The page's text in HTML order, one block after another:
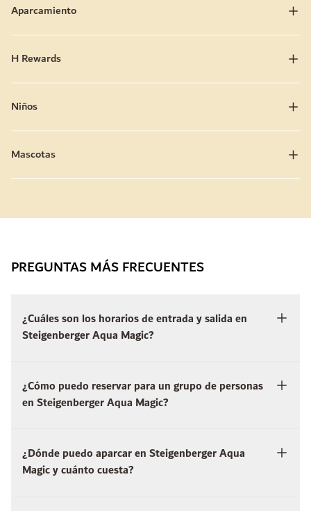
Aparcamiento
H Rewards
Niños
Mascotas
PREGUNTAS MÁS FRECUENTES
¿Cuáles son los horarios de entrada y salida en
Steigenberger Aqua Magic?
¿Cómo puedo reservar para un grupo de personas
en Steigenberger Aqua Magic?
¿Dónde puedo aparcar en Steigenberger Aqua
Magic y cuánto cuesta?